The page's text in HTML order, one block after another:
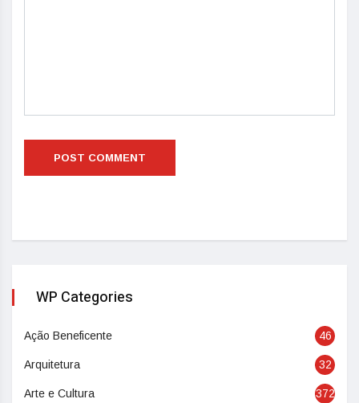
WP Categories
Ação Beneficente 46
Arquitetura 32
Arte e Cultura 372